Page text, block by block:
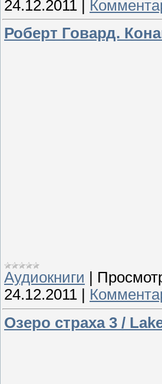
24.12.2011
Роберт Говард.
Аудиокниги
24.12.2011
Озеро страха 3 /